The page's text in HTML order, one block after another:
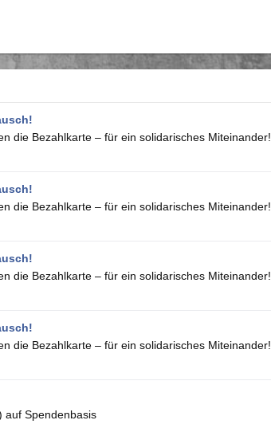
die Bezahlkarte – für ein solidarisches Miteinander!
die Bezahlkarte – für ein solidarisches Miteinander!
die Bezahlkarte – für ein solidarisches Miteinander!
die Bezahlkarte – für ein solidarisches Miteinander!
auf Spendenbasis